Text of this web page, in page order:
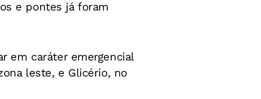
e pontes já foram
em caráter emergencial
leste, e Glicério, no